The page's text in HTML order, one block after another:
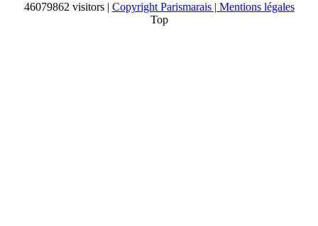
46079862 visitors | Copyright Parismarais | Mentions légales
Top